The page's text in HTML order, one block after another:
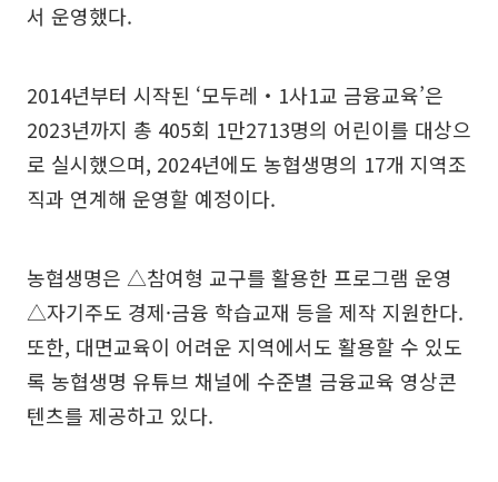
서 운영했다.
2014년부터 시작된 ‘모두레‧1사1교 금융교육’은
2023년까지 총 405회 1만2713명의 어린이를 대상으
로 실시했으며, 2024년에도 농협생명의 17개 지역조
직과 연계해 운영할 예정이다.
농협생명은 △참여형 교구를 활용한 프로그램 운영
△자기주도 경제·금융 학습교재 등을 제작 지원한다.
또한, 대면교육이 어려운 지역에서도 활용할 수 있도
록 농협생명 유튜브 채널에 수준별 금융교육 영상콘
텐츠를 제공하고 있다.